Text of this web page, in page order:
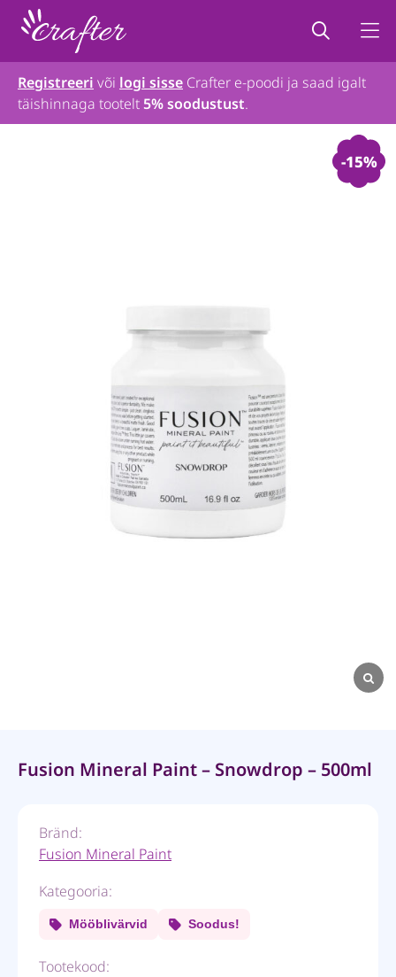
Registreeri või logi sisse Crafter e-poodi ja saad igalt
täishinnaga tootelt5% soodustust.
-15%
Fusion Mineral Paint – Snowdrop – 500ml
Bränd:
Fusion Mineral Paint
Kategooria:
Mööblivärvid Soodus!
Tootekood: